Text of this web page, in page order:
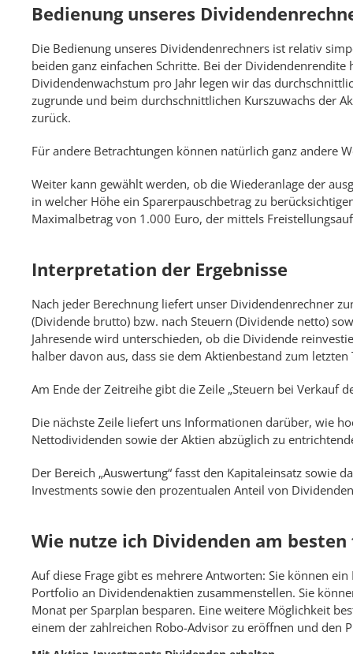
Bedienung unseres
Die Bedienung unseres Dividendenrechners ist relativ
beiden ganz einfachen Schritte. Bei der
Dividendenwachstum pro Jahr legen wir das
zugrunde und beim durchschnittlichen Kurszuwachs der
zurück.
Für andere Betrachtungen können natürlich ganz andere
Weiter kann gewählt werden, ob die Wiederanlage der
in welcher Höhe ein Sparerpauschbetrag zu
Maximalbetrag von 1.000 Euro, der mittels
Interpretation der Ergebnisse
Nach jeder Berechnung liefert unser Dividendenrechner
(Dividende brutto) bzw. nach Steuern (Dividende netto)
Jahresende wird unterschieden, ob die Dividende
halber davon aus, dass sie dem Aktienbestand zum letzten
Am Ende der Zeitreihe gibt die Zeile „Steuern bei Verkauf
Die nächste Zeile liefert uns Informationen darüber, wie
Nettodividenden sowie der Aktien abzüglich zu
Der Bereich „Auswertung“ fasst den Kapitaleinsatz sowie
Investments sowie den prozentualen Anteil von
Wie nutze ich Dividenden am
Auf diese Frage gibt es mehrere Antworten: Sie können
Portfolio an Dividendenaktien zusammenstellen. Sie
Monat per Sparplan besparen. Eine weitere Möglichkeit
einem der zahlreichen Robo-Advisor zu eröffnen und den